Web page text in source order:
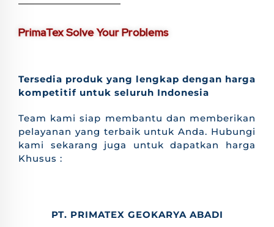
PrimaTex Solve Your Problems
Tersedia produk yang lengkap dengan harga
kompetitif untuk seluruh Indonesia
Team kami siap membantu dan memberikan
pelayanan yang terbaik untuk Anda. Hubungi
kami sekarang juga untuk dapatkan harga
Khusus :
PT. PRIMATEX GEOKARYA ABADI